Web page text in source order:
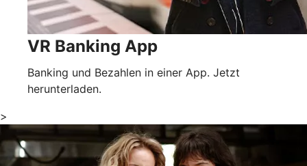
VR Banking App
Banking und Bezahlen in einer App. Jetzt
herunterladen.
>